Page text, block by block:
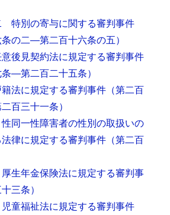
特別の寄与に関する審判事件
条の二―第二百十六条の五）
後見契約法に規定する審判事件
条―第二百二十五条）
法に規定する審判事件 （第二百
百三十一条）
同一性障害者の性別の取扱いの
律に規定する審判事件 （第二百
生年金保険法に規定する審判事
三条）
童福祉法に規定する審判事件